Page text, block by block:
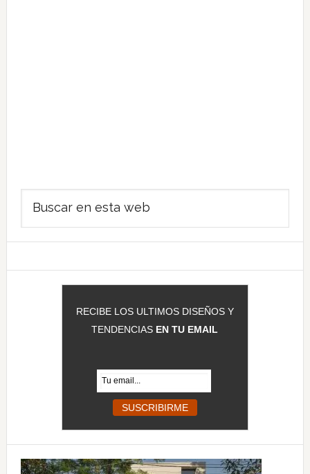
Barra
lateral
principal
RECIBE LOS ULTIMOS DISEÑOS Y
TENDENCIAS EN TU EMAIL